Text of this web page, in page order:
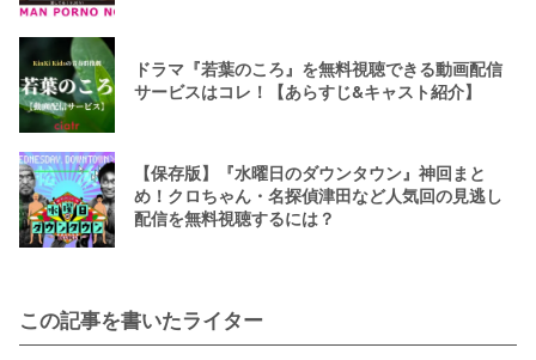
ドラマ『若葉のころ』を無料視聴できる動画配信
サービスはコレ！【あらすじ&キャスト紹介】
【保存版】『水曜日のダウンタウン』神回まと
め！クロちゃん・名探偵津田など人気回の見逃し
配信を無料視聴するには？
この記事を書いたライター